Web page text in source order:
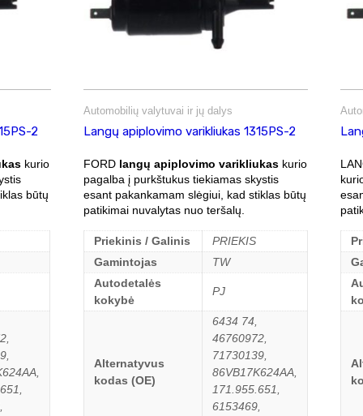
2
kurio
būtų
Automobilių valytuvai ir jų dalys
Langų apiplovimo varikliukas 1315PS-2
FORD langų apiplovimo varikliukaskurio
pagalba į purkštukus tiekiamas skystis
esant pakankamam slėgiui, kad stiklas būtų
patikimai nuvalytas nuo teršalų.
Priekinis / Galinis
PRIEKIS
Gamintojas
TW
Autodetalės
kokybė
PJ
Alternatyvus
kodas (OE)
6434 74,
46760972,
71730139,
86VB17K624AA,
171.955.651,
6153469,